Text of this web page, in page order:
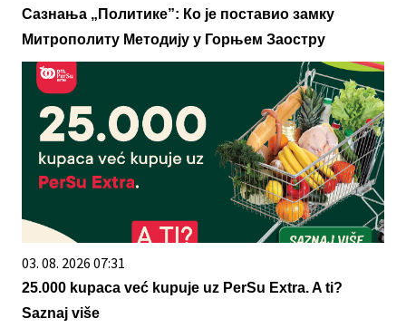
Сазнања „Политике”: Ко је поставио замку
Митрополиту Методију у Горњем Заостру
03. 08. 2026 07:31
25.000 kupaca već kupuje uz PerSu Extra. A ti?
Saznaj više